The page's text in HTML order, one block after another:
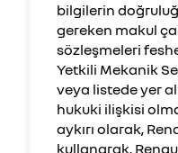
bilgilerin
gereken makul
sözleşmeleri
Yetkili Mekanik
veya listede yer
hukuki ilişkisi
aykırı olarak,
kullanarak,